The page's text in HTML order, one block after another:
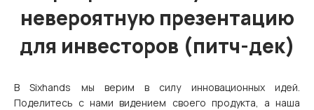
невероятную презентацию
для инвесторов (питч-дек)
В Sixhands мы верим в силу инновационных идей.
Поделитесь с нами видением своего продукта, а наша